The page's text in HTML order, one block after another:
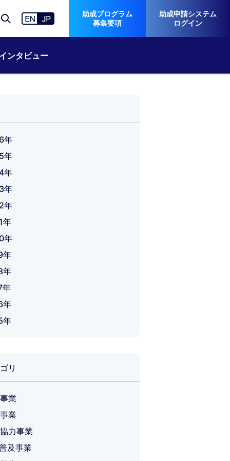
助成プログラム
募集要項
助成申請システム
ログイン
ンタビュー
年
年
年
年
年
年
年
年
年
年
年
年
リ
業
業
力事業
及事業